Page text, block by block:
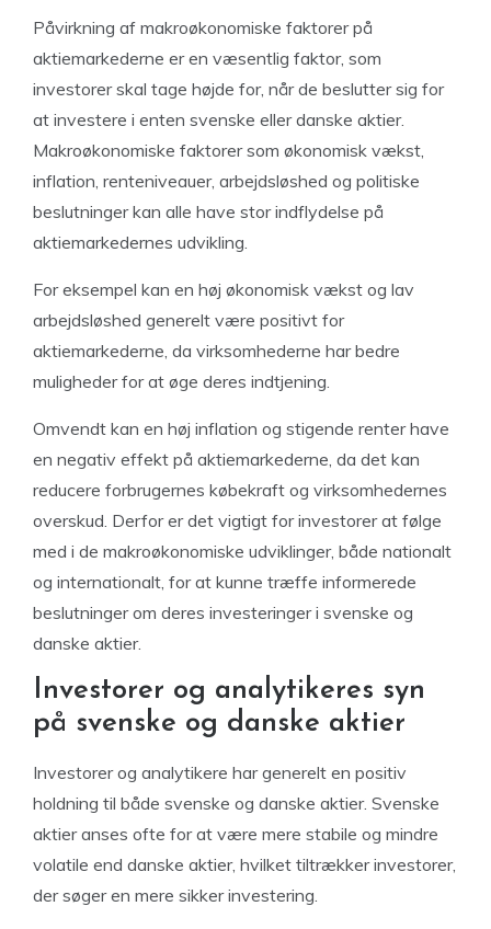
Påvirkning af makroøkonomiske faktorer på
aktiemarkederne er en væsentlig faktor, som
investorer skal tage højde for, når de beslutter sig for
at investere i enten svenske eller danske aktier.
Makroøkonomiske faktorer som økonomisk vækst,
inflation, renteniveauer, arbejdsløshed og politiske
beslutninger kan alle have stor indflydelse på
aktiemarkedernes udvikling.
For eksempel kan en høj økonomisk vækst og lav
arbejdsløshed generelt være positivt for
aktiemarkederne, da virksomhederne har bedre
muligheder for at øge deres indtjening.
Omvendt kan en høj inflation og stigende renter have
en negativ effekt på aktiemarkederne, da det kan
reducere forbrugernes købekraft og virksomhedernes
overskud. Derfor er det vigtigt for investorer at følge
med i de makroøkonomiske udviklinger, både nationalt
og internationalt, for at kunne træffe informerede
beslutninger om deres investeringer i svenske og
danske aktier.
Investorer og analytikeres syn
på svenske og danske aktier
Investorer og analytikere har generelt en positiv
holdning til både svenske og danske aktier. Svenske
aktier anses ofte for at være mere stabile og mindre
volatile end danske aktier, hvilket tiltrækker investorer,
der søger en mere sikker investering.